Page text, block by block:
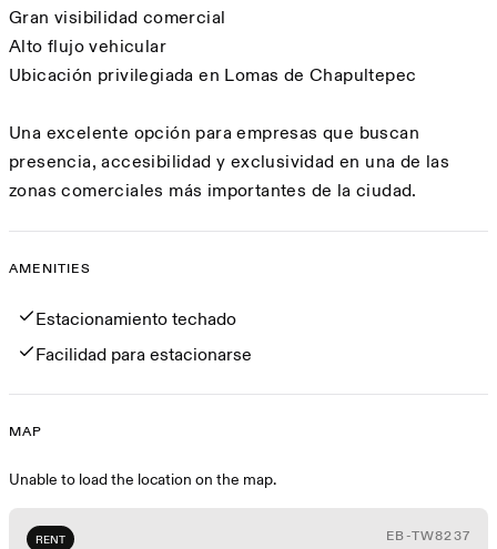
Gran visibilidad comercial
Alto flujo vehicular
Ubicación privilegiada en Lomas de Chapultepec
Una excelente opción para empresas que buscan
presencia, accesibilidad y exclusividad en una de las
zonas comerciales más importantes de la ciudad.
Amenities
AMENITIES
Estacionamiento techado
Facilidad para estacionarse
Map
MAP
Unable to load the location on the map.
RENT EB-TW8237